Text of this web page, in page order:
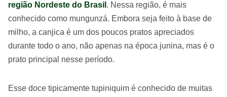
região Nordeste do Brasil . Nessa região, é mais
conhecido como mungunzá. Embora seja feito à base de
milho, a canjica é um dos poucos pratos apreciados
durante todo o ano, não apenas na época junina, mas é o
prato principal nesse período.
Esse doce tipicamente tupiniquim é conhecido de muitas